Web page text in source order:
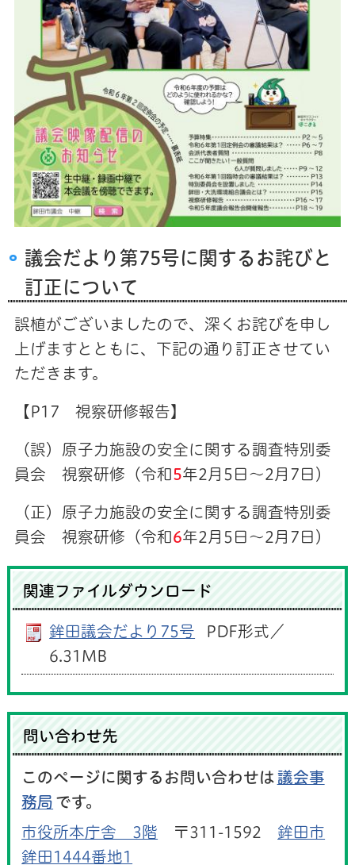
議会だより第75号に関するお詫びと
訂正について
誤植がございましたので、深くお詫びを申し
上げますとともに、下記の通り訂正させてい
ただきます。
【P17 視察研修報告】
（誤）原子力施設の安全に関する調査特別委
員会 視察研修（令和5年2月5日～2月7日）
（正）原子力施設の安全に関する調査特別委
員会 視察研修（令和6年2月5日～2月7日）
関連ファイルダウンロード
鉾田議会だより75号
PDF形式／
6.31MB
問い合わせ先
このページに関するお問い合わせは 議会事
務局 です。
市役所本庁舎 3階 〒311-1592 鉾田市
鉾田1444番地1